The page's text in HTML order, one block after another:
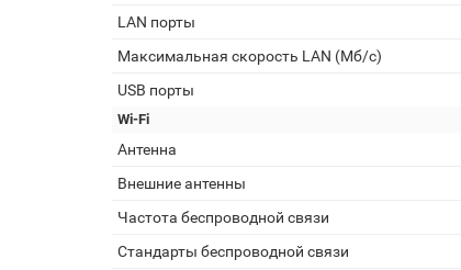
LAN порты
Максимальная скорость LAN (Мб/с)
USB порты
Wi-Fi
Антенна
Внешние антенны
Частота беспроводной связи
Стандарты беспроводной связи